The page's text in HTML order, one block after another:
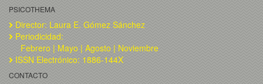
PSICOTHEMA
Director: Laura E. Gómez Sánchez
Periodicidad:
Febrero | Mayo | Agosto | Noviembre
ISSN Electrónico: 1886-144X
CONTACTO